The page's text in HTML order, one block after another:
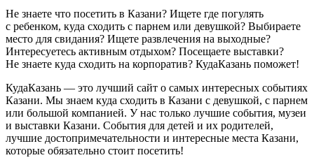
Не знаете что посетить в Казани? Ищете где погулять
с ребенком, куда сходить с парнем или девушкой? Выбираете
место для свидания? Ищете развлечения на выходные?
Интересуетесь активным отдыхом? Посещаете выставки?
Не знаете куда сходить на корпоратив? КудаКазань поможет!
КудаКазань — это лучший сайт о самых интересных событиях
Казани. Мы знаем куда сходить в Казани с девушкой, с парнем
или большой компанией. У нас только лучшие события, музеи
и выставки Казани. События для детей и их родителей,
лучшие достопримечательности и интересные места Казани,
которые обязательно стоит посетить!